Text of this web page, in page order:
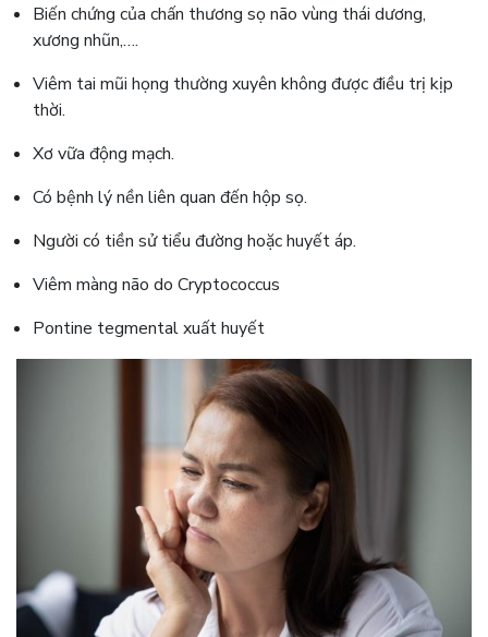
Biến chứng của chấn thương sọ não vùng thái dương,
xương nhũn,….
Viêm tai mũi họng thường xuyên không được điều trị kịp
thời.
Xơ vữa động mạch.
Có bệnh lý nền liên quan đến hộp sọ.
Người có tiền sử tiểu đường hoặc huyết áp.
Viêm màng não do Cryptococcus
Pontine tegmental xuất huyết